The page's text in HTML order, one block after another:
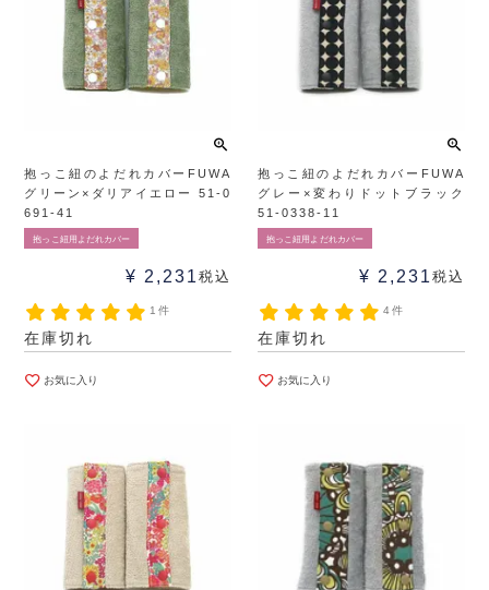
抱っこ紐のよだれカバーFUWA
グリーン×ダリアイエロー 51-0
691-41
抱っこ紐用よだれカバー
¥ 2,231 税込
1件
在庫切れ
お気に入り
抱っこ紐のよだれカバーFUWA
グレー×変わりドットブラック
51-0338-11
抱っこ紐用よだれカバー
¥ 2,231 税込
4件
在庫切れ
お気に入り